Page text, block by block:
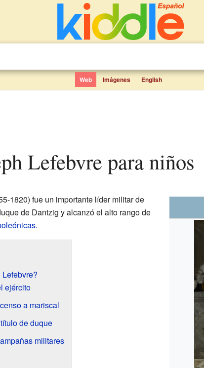
Web Imágenes English
Lefebvre para niños
1820) fue un importante líder militar de
de Dantzig y alcanzó el alto rango de
.
ejército
a mariscal
de duque
militares